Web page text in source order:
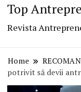
Top
Revista
Home
potrivit să devii